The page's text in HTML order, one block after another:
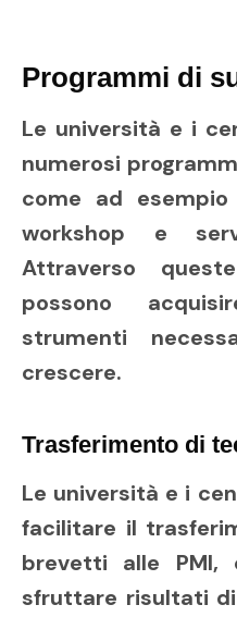
Programmi di
Le università e i
numerosi
come ad
workshop e
Attraverso
possono
strumenti
crescere.
Trasferimento di
Le università e i
facilitare il
brevetti alle PMI,
sfruttare risultati